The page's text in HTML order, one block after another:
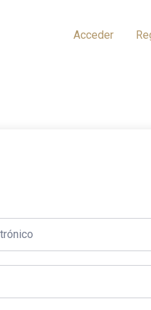
Acceder